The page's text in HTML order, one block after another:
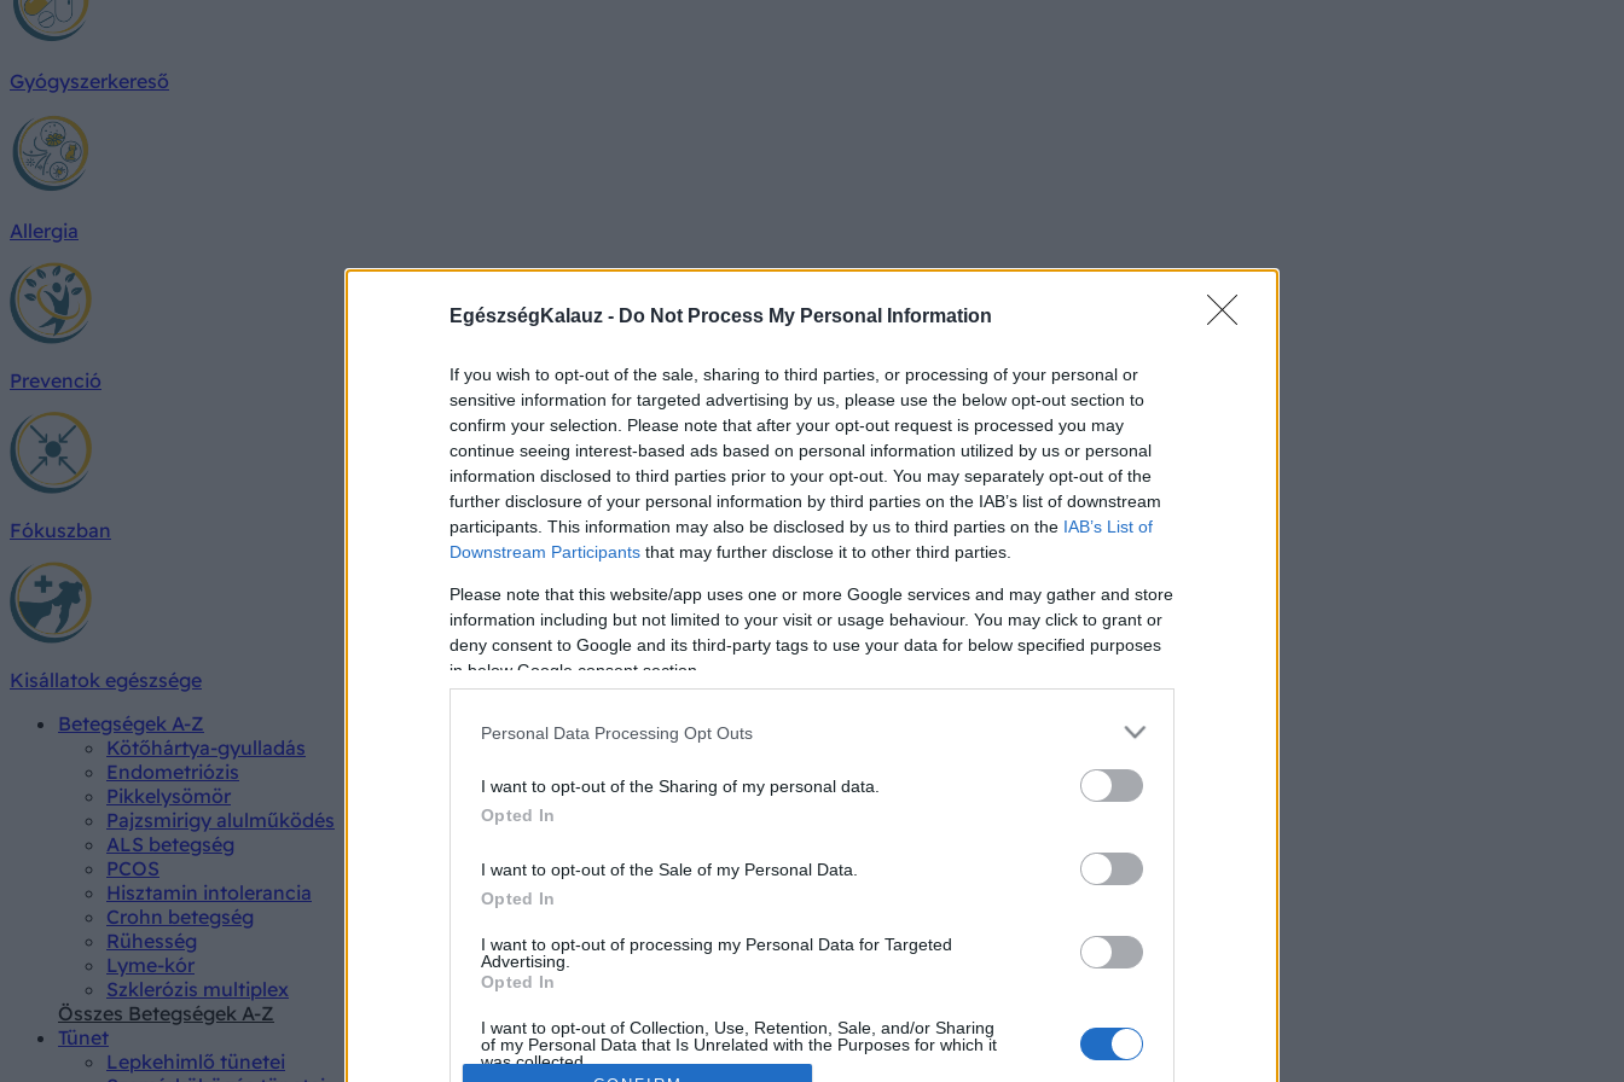
EgészségKalauz - Do Not Process My Personal Information
If you wish to opt-out of the sale, sharing to third parties, or processing of your personal or
sensitive information for targeted advertising by us, please use the below opt-out section to
confirm your selection. Please note that after your opt-out request is processed you may
continue seeing interest-based ads based on personal information utilized by us or personal
information disclosed to third parties prior to your opt-out. You may separately opt-out of the
further disclosure of your personal information by third parties on the IAB’s list of downstream
participants. This information may also be disclosed by us to third parties on the IAB’s List of
Downstream Participants that may further disclose it to other third parties.
Please note that this website/app uses one or more Google services and may gather and store
information including but not limited to your visit or usage behaviour. You may click to grant or
deny consent to Google and its third-party tags to use your data for below specified purposes
in below Google consent section.
Personal Data Processing Opt Outs
I want to opt-out of the Sharing of my personal data.
Opted In
I want to opt-out of the Sale of my Personal Data.
Opted In
I want to opt-out of processing my Personal Data for Targeted
Advertising.
Opted In
I want to opt-out of Collection, Use, Retention, Sale, and/or Sharing
of my Personal Data that Is Unrelated with the Purposes for which it
was collected.
Gyógyszerkereső
Allergia
Prevenció
Fókuszban
Kisállatok egészsége
Betegségek A-Z
Kötőhártya-gyulladás
Endometriózis
Pikkelysömör
Pajzsmirigy alulműködés
ALS betegség
PCOS
Hisztamin intolerancia
Crohn betegség
Rühesség
Lyme-kór
Szklerózis multiplex
Összes Betegségek A-Z
Tünet
Lepkehimlő tünetei